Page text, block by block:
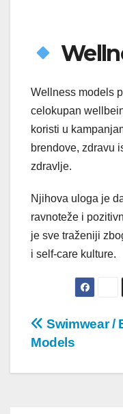
Wellness models
celokupan
koristi u
brendove, zdravu
zdravlje.
Njihova uloga je
ravnoteže i
je sve traženiji
i self-care kulture.
Post
Swimwear /
Models